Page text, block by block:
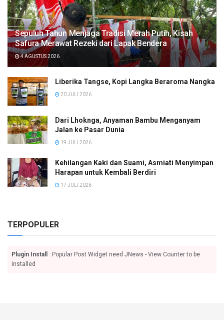
Sepuluh Tahun Menjaga Tradisi Merah Putih, Kisah
Safura Merawat Rezeki dari Lapak Bendera
4 AGUSTUS 2026
Liberika Tangse, Kopi Langka Beraroma Nangka
20 JULI 2026
Dari Lhoknga, Anyaman Bambu Menganyam
Jalan ke Pasar Dunia
19 JULI 2026
Kehilangan Kaki dan Suami, Asmiati Menyimpan
Harapan untuk Kembali Berdiri
17 JULI 2026
TERPOPULER
Plugin Install
: Popular Post Widget need JNews - View Counter to be
installed